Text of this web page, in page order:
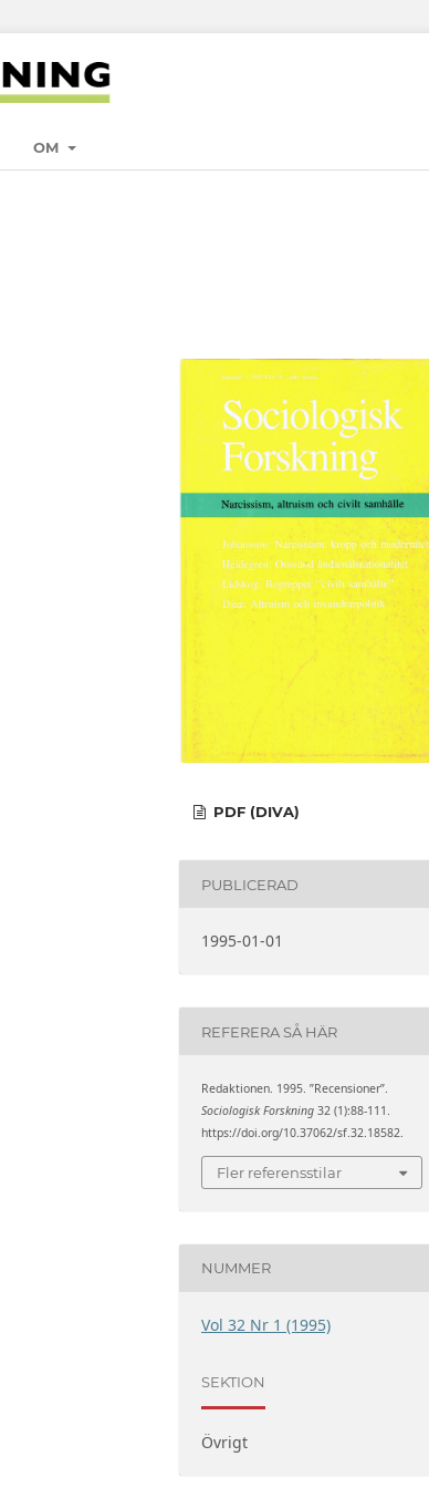
OM
PDF (DIVA)
PUBLICERAD
1995-01-01
REFERERA SÅ HÄR
Redaktionen. 1995. ”Recensioner”.
Sociologisk Forskning 32 (1):88-111.
https://doi.org/10.37062/sf.32.18582.
Fler referensstilar
NUMMER
Vol 32 Nr 1 (1995)
SEKTION
Övrigt